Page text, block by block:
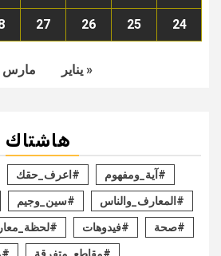
24
25
26
27
« يناير مارس
هاشتاك
#آية_ومفهوم #اعرف_حقك
#المعارف_والناس #سين_وجيم
#صحة #فيدوهات